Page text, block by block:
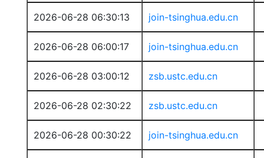
2026-06-28 06:30:13 join-tsinghua.edu.cn
2026-06-28 06:00:17 join-tsinghua.edu.cn
2026-06-28 03:00:12 zsb.ustc.edu.cn
2026-06-28 02:30:22 zsb.ustc.edu.cn
2026-06-28 00:30:22 join-tsinghua.edu.cn